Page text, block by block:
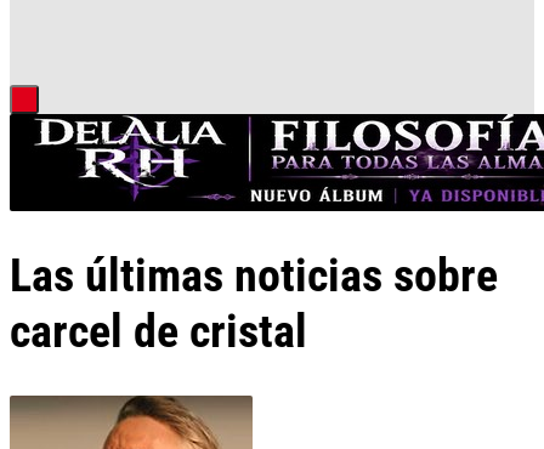
Las últimas noticias sobre
carcel de cristal